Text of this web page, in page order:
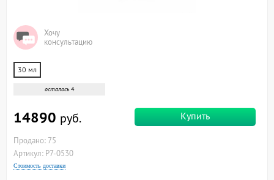
Хочу
консультацию
30 мл
осталось 4
14890 руб. Купить
Продано: 75
Артикул: P7-0530
Стоимость доставки